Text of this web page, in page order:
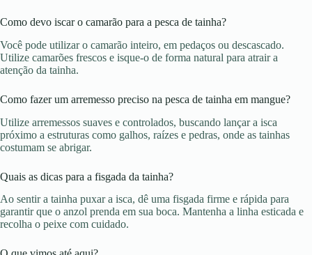
Como devo iscar o camarão para a pesca de tainha?
Você pode utilizar o camarão inteiro, em pedaços ou descascado.
Utilize camarões frescos e isque-o de forma natural para atrair a
atenção da tainha.
Como fazer um arremesso preciso na pesca de tainha em mangue?
Utilize arremessos suaves e controlados, buscando lançar a isca
próximo a estruturas como galhos, raízes e pedras, onde as tainhas
costumam se abrigar.
Quais as dicas para a fisgada da tainha?
Ao sentir a tainha puxar a isca, dê uma fisgada firme e rápida para
garantir que o anzol prenda em sua boca. Mantenha a linha esticada e
recolha o peixe com cuidado.